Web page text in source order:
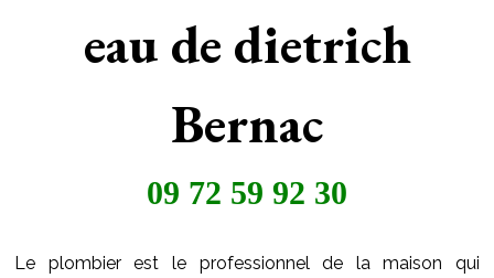
eau de dietrich
Bernac
09 72 59 92 30
Le plombier est le professionnel de la maison qui